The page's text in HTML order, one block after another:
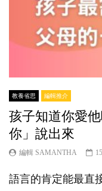
教養省思 編輯推介
孩子知道你愛
你」說出來
編輯 SAMANTHA
語言的肯定能最直